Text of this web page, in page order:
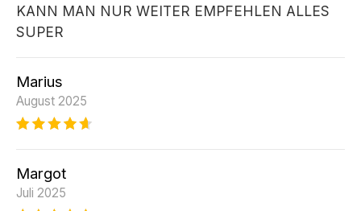
KANN MAN NUR WEITER EMPFEHLEN ALLES
SUPER
Marius
August 2025
Margot
Juli 2025